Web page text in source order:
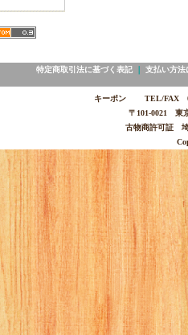
特定商取引法に基づく表記｜ 支払い方法
キーポン TEL/FAX
〒101-0021 東
古物商許可証